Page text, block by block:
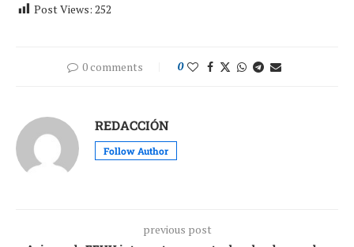
Post Views: 252
0 comments 0
REDACCIÓN
Follow Author
previous post